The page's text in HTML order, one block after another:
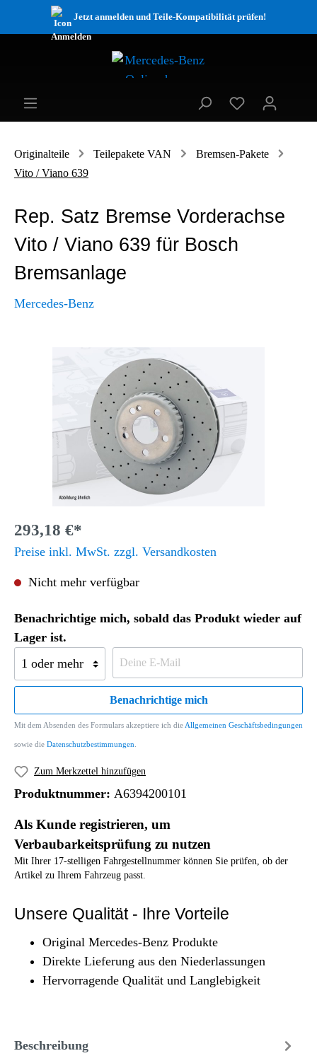
Jetzt anmelden und Teile-Kompatibilität prüfen!
Originalteile Teilepakete VAN
Bremsen-Pakete
Vito / Viano 639
Rep. Satz Bremse Vorderachse
Vito / Viano 639 für Bosch
Bremsanlage
Mercedes-Benz
293,18 €*
Preise inkl. MwSt. zzgl. Versandkosten
Nicht mehr verfügbar
Benachrichtige mich, sobald das Produkt wieder auf
Lager ist.
Benachrichtige mich
Mit dem Absenden des Formulars akzeptiere ich die Allgemeinen Geschäftsbedingungen
sowie die Datenschutzbestimmungen
Zum Merkzettel hinzufügen
Produktnummer: A6394200101
Als Kunde registrieren, um
Verbaubarkeitsprüfung zu nutzen
Mit Ihrer 17-stelligen Fahrgestellnummer können Sie prüfen, ob der
Artikel zu Ihrem Fahrzeug passt.
Unsere Qualität - Ihre Vorteile
Original Mercedes-Benz Produkte
Direkte Lieferung aus den Niederlassungen
Hervorragende Qualität und Langlebigkeit
Beschreibung